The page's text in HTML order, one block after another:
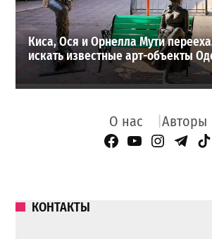
Киса, Ося и Орнелла Мути
искать известные арт-объекты
О нас Авторы
Facebook Page
YouTube
Instagram
КОНТАКТЫ